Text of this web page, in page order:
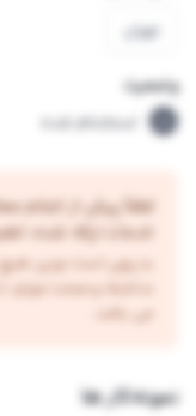
تهران
وضعیت
استخدام شده
لطفاً پیش از انجام
خدمات ارائه شده،
بدیهی است نوین
نداشته و صحت موارد
می باشد.
نمونه‌کار ها